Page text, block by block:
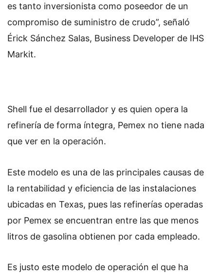
es tanto inversionista como poseedor de un
compromiso de suministro de crudo”, señaló
Érick Sánchez Salas, Business Developer de IHS
Markit.
Shell fue el desarrollador y es quien opera la
refinería de forma íntegra, Pemex no tiene nada
que ver en la operación.
Este modelo es una de las principales causas de
la rentabilidad y eficiencia de las instalaciones
ubicadas en Texas, pues las refinerías operadas
por Pemex se encuentran entre las que menos
litros de gasolina obtienen por cada empleado.
Es justo este modelo de operación el que ha